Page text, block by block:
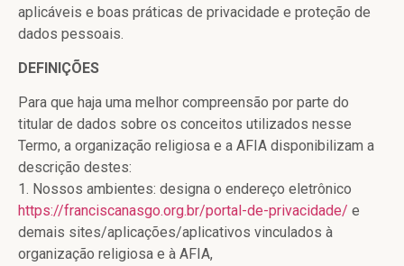
aplicáveis e boas práticas de privacidade e proteção de
dados pessoais.
DEFINIÇÕES
Para que haja uma melhor compreensão por parte do
titular de dados sobre os conceitos utilizados nesse
Termo, a organização religiosa e a AFIA disponibilizam a
descrição destes:
1. Nossos ambientes: designa o endereço eletrônico
https://franciscanasgo.org.br/portal-de-privacidade/ e
demais sites/aplicações/aplicativos vinculados à
organização religiosa e à AFIA,